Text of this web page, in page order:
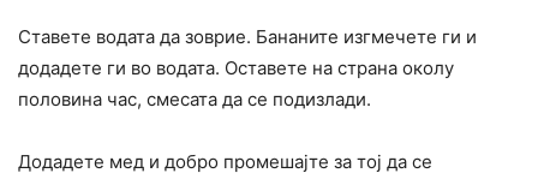
Ставете водата да зоврие. Бананите изгмечете ги и
додадете ги во водата. Оставете на страна околу
половина час, смесата да се подизлади.
Додадете мед и добро промешајте за тој да се